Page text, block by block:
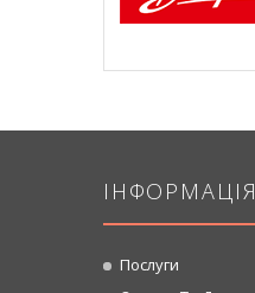
ІНФОРМАЦІЯ
Послуги